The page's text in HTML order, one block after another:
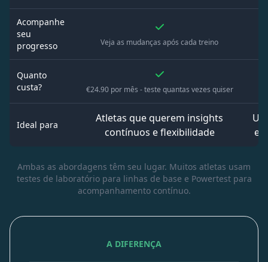
Acompanhe
seu
progresso
Veja as mudanças após cada treino
Quanto
custa?
€24.90 por mês - teste quantas vezes quiser
Ideal para
Atletas que querem insights
contínuos e flexibilidade
Ambas as abordagens têm seu lugar. Muitos atletas usam
testes de laboratório para linhas de base e Powertest para
acompanhamento contínuo.
A DIFERENÇA